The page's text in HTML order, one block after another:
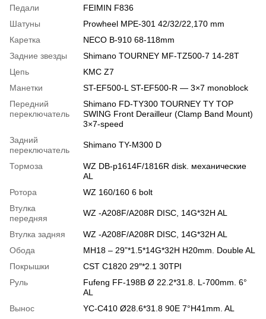
Педали
FEIMIN F836
Шатуны
Prowheel MPE-301 42/32/22,170 mm
Каретка
NECO B-910 68-118mm
Задние звезды
Shimano TOURNEY MF-TZ500-7 14-28T
Цепь
KMC Z7
Манетки
ST-EF500-L ST-EF500-R — 3×7 monoblock
Передний
переключатель
Shimano FD-TY300 TOURNEY TY TOP
SWING Front Derailleur (Clamp Band Mount)
3×7-speed
Задний
переключатель
Shimano TY-M300 D
Тормоза
WZ DB-p1614F/1816R disk. механические
AL
Ротора
WZ 160/160 6 bolt
Втулка
передняя
WZ -A208F/A208R DISC, 14G*32H AL
Втулка задняя
WZ -A208F/A208R DISC, 14G*32H AL
Обода
MН18 – 29”*1.5*14G*32H H20mm. Double AL
Покрышки
CST C1820 29″*2.1 30TPI
Руль
Fufeng FF-198B Ø 22.2*31.8. L-700mm. 6°
AL
Вынос
YC-C410 Ø28.6*31.8 90E 7°H41mm. AL